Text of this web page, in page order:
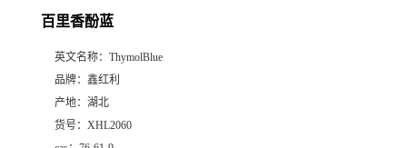
百里香酚蓝
英文名称： ThymolBlue
品牌： 鑫红利
产地： 湖北
货号： XHL2060